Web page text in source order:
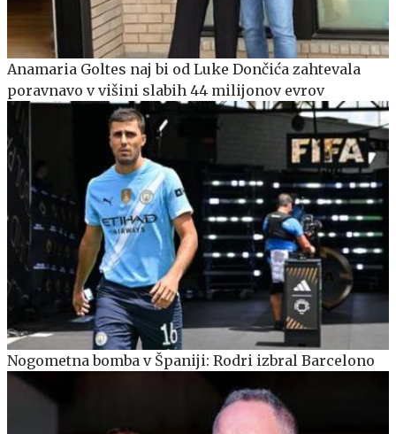
Anamaria Goltes naj bi od Luke Dončića zahtevala
poravnavo v višini slabih 44 milijonov evrov
Nogometna bomba v Španiji: Rodri izbral Barcelono